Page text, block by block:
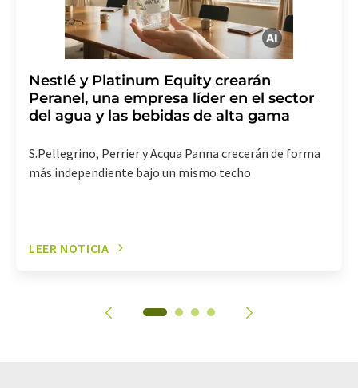
Nestlé y Platinum Equity crearán
Peranel, una empresa líder en el sector
del agua y las bebidas de alta gama
S.Pellegrino, Perrier y Acqua Panna crecerán de forma
más independiente bajo un mismo techo
LEER NOTICIA